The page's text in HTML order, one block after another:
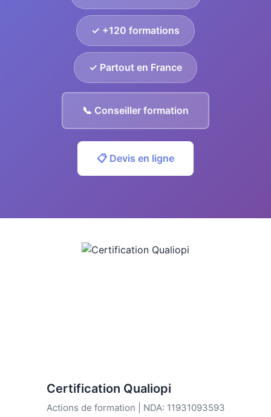
✓ +120 formations
✓ Partout en France
📞 Conseiller formation
📋 Devis en ligne
Certification Qualiopi
Actions de formation | NDA: 11931093593